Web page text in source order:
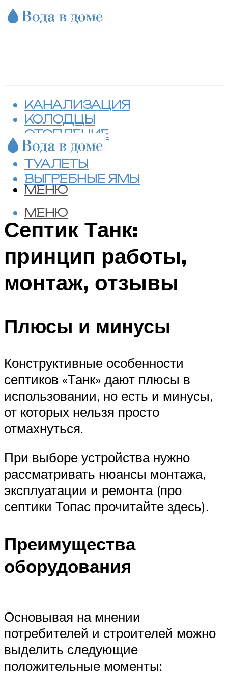
КАНАЛИЗАЦИЯ
КОЛОДЦЫ
ОТОПЛЕНИЕ
СЕПТИКИ
ТУАЛЕТЫ
ВЫГРЕБНЫЕ ЯМЫ
МЕНЮ
МЕНЮ
Септик Танк:
принцип работы,
монтаж, отзывы
Плюсы и минусы
Конструктивные особенности
септиков «Танк» дают плюсы в
использовании, но есть и минусы,
от которых нельзя просто
отмахнуться.
При выборе устройства нужно
рассматривать нюансы монтажа,
эксплуатации и ремонта (про
септики Топас прочитайте здесь).
Преимущества
оборудования
Основывая на мнении
потребителей и строителей можно
выделить следующие
положительные моменты: